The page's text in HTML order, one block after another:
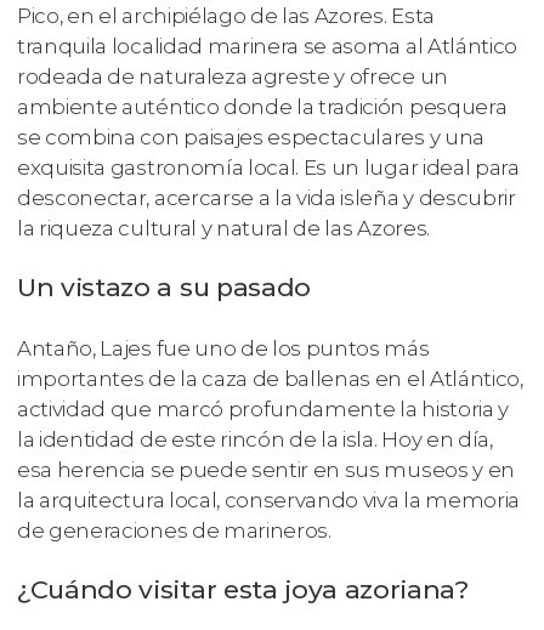
Pico, en el archipiélago de las Azores. Esta
tranquila localidad marinera se asoma al Atlántico
rodeada de naturaleza agreste y ofrece un
ambiente auténtico donde la tradición pesquera
se combina con paisajes espectaculares y una
exquisita gastronomía local. Es un lugar ideal para
desconectar, acercarse a la vida isleña y descubrir
la riqueza cultural y natural de las Azores.
Un vistazo a su pasado
Antaño, Lajes fue uno de los puntos más
importantes de la caza de ballenas en el Atlántico,
actividad que marcó profundamente la historia y
la identidad de este rincón de la isla. Hoy en día,
esa herencia se puede sentir en sus museos y en
la arquitectura local, conservando viva la memoria
de generaciones de marineros.
¿Cuándo visitar esta joya azoriana?